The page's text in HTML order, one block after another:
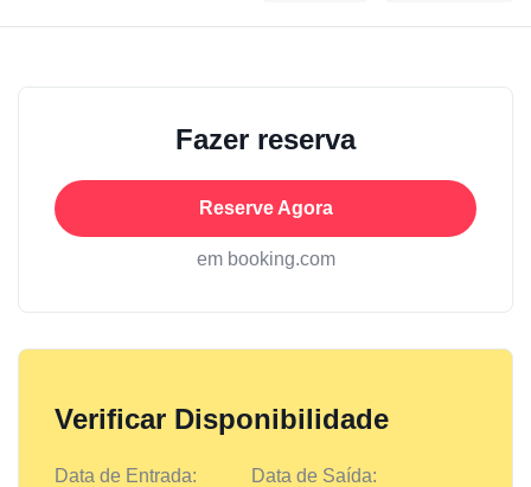
Fazer reserva
Reserve Agora
em booking.com
Verificar Disponibilidade
Data de Entrada: Data de Saída: